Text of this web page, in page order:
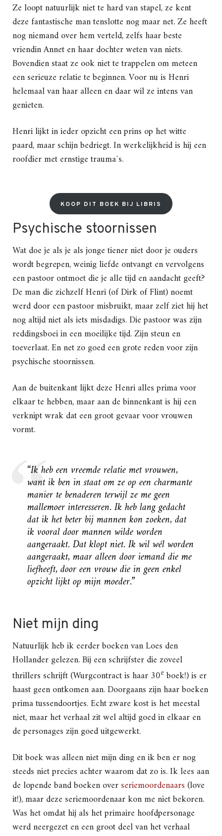
Ze loopt natuurlijk niet te hard van stapel, ze kent
deze fantastische man tenslotte nog maar net. Ze heeft
nog niemand over hem verteld, zelfs haar beste
vriendin Annet en haar dochter weten van niets.
Bovendien staat ze ook niet te trappelen om meteen
een serieuze relatie te beginnen. Voor nu is Henri
helemaal van haar alleen en daar wil ze intens van
genieten.
Henri lijkt in ieder opzicht een prins op het witte
paard, maar schijn bedriegt. In werkelijkheid is hij een
roofdier met ernstige trauma´s.
KOOP DIT BOEK BIJ LIBRIS
Psychische stoornissen
Wat doe je als je als jonge tiener niet door je ouders
wordt begrepen, weinig liefde ontvangt en vervolgens
een pastoor ontmoet die je alle tijd en aandacht geeft?
De man die zichzelf Henri (of Dirk of Flint) noemt
werd door een pastoor misbruikt, maar zelf ziet hij het
nog altijd niet als iets misdadigs. Die pastoor was zijn
reddingsboei in een moeilijke tijd. Zijn steun en
toeverlaat. En net zo goed een grote reden voor zijn
psychische stoornissen.
Aan de buitenkant lijkt deze Henri alles prima voor
elkaar te hebben, maar aan de binnenkant is hij een
verknipt wrak dat een groot gevaar voor vrouwen
vormt.
“Ik heb een vreemde relatie met vrouwen,
want ik ben in staat om ze op een charmante
manier te benaderen terwijl ze me geen
mallemoer interesseren. Ik heb lang gedacht
dat ik het beter bij mannen kon zoeken, dat
ik vooral door mannen wilde worden
aangeraakt. Dat klopt niet. Ik wil wél worden
aangeraakt, maar alleen door iemand die me
liefheeft, door een vrouw die in geen enkel
opzicht lijkt op mijn moeder.”
Niet mijn ding
Natuurlijk heb ik eerder boeken van Loes den
Hollander gelezen. Bij een schrijfster die zoveel
thrillers schrijft (Wurgcontract is haar 30e boek!) is er
haast geen ontkomen aan. Doorgaans zijn haar boeken
prima tussendoortjes. Echt zware kost is het meestal
niet, maar het verhaal zit wel altijd goed in elkaar en
de personages zijn goed uitgewerkt.
Dit boek was alleen niet mijn ding en ik ben er nog
steeds niet precies achter waarom dat zo is. Ik lees aan
de lopende band boeken overseriemoordenaars (love
it!), maar deze seriemoordenaar kon me niet bekoren.
Was het omdat hij als het primaire hoofdpersonage
werd neergezet en een groot deel van het verhaal